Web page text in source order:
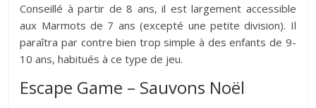
Conseillé à partir de 8 ans, il est largement accessible
aux Marmots de 7 ans (excepté une petite division). Il
paraîtra par contre bien trop simple à des enfants de 9-
10 ans, habitués à ce type de jeu.
Escape Game – Sauvons Noël